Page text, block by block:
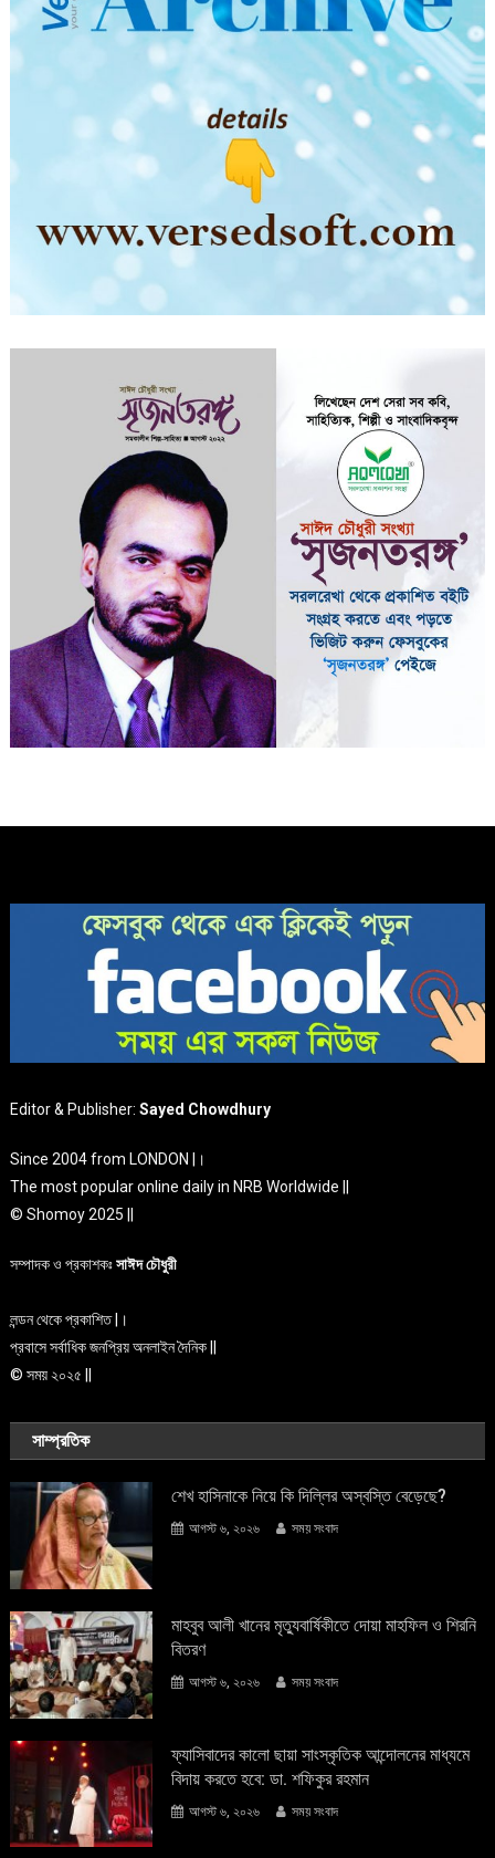
Editor & Publisher:Sayed Chowdhury
Since 2004 from LONDON |।
The most popular online daily in NRB Worldwide ||
© Shomoy 2025 ||
সম্পাদক ও প্রকাশকঃসাঈদ চৌধুরী
লন্ডন থেকে প্রকাশিত |।
প্রবাসে সর্বাধিক জনপ্রিয় অনলাইন দৈনিক ||
© সময় ২০২৫ ||
সাম্প্রতিক
শেখ হাসিনাকে নিয়ে কি দিল্লির অস্বস্তি বেড়েছে?
আগস্ট ৬, ২০২৬ সময় সংবাদ
মাহবুব আলী খানের মৃত্যুবার্ষিকীতে দোয়া মাহফিল ও শিরনি
বিতরণ
আগস্ট ৬, ২০২৬ সময় সংবাদ
ফ্যাসিবাদের কালো ছায়া সাংস্কৃতিক আন্দােলনের মাধ্যমে
বিদায় করতে হবে: ডা. শফিকুর রহমান
আগস্ট ৬, ২০২৬ সময় সংবাদ